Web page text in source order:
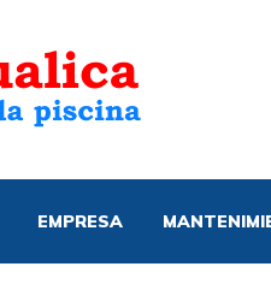
EMPRESA